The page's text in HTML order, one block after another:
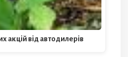
акцій від автодилерів